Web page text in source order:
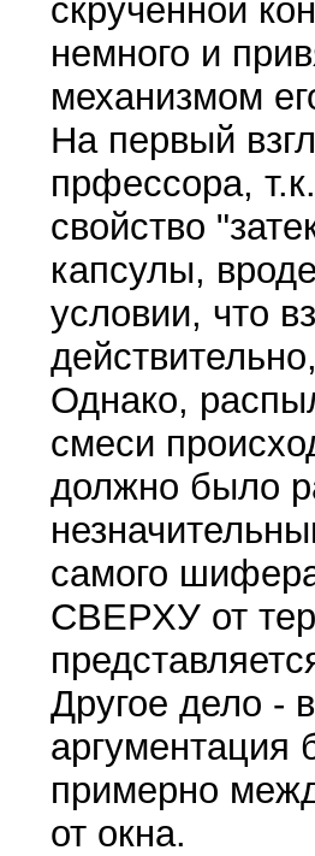
скрученной
немного и
механизмом
На первый
прфессора,
свойство
капсулы,
условии, что
Однако,
смеси
должно было
самого
СВЕРХУ от
Другое дело -
аргументация
примерно
от окна.